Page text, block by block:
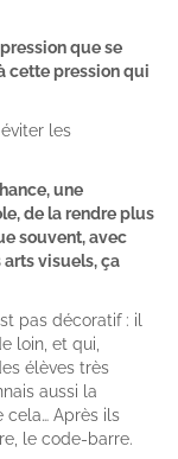
que se
cette pression qui
les
une
de la rendre plus
souvent, avec
visuels, ça
pas décoratif : il
loin, et qui,
élèves très
aussi la
cela… Après ils
le code-barre.